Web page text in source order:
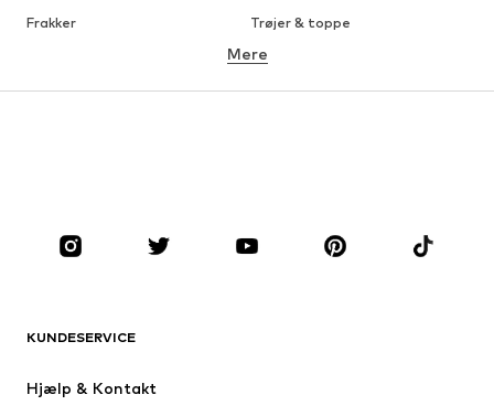
Frakker
Trøjer & toppe
Undertøj
Tilbehør
Premium
Nyheder
Mere
KUNDESERVICE
Hjælp & Kontakt